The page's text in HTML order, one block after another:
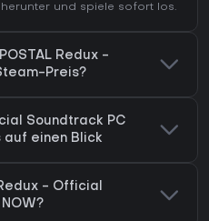
und spiele sofort los.
Redux -
Preis?
Soundtrack PC
einen Blick
- Official